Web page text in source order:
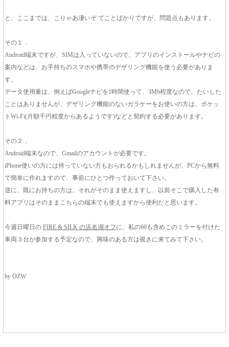
と、ここまでは、こりゃあ凄いぞ てことばかりですが、問題点もあります。
その１．
Android端末ですが、SIMは入っていないので、アプリのインストールやナビの
案内などは、お手持ちのスマホや携帯のデザリング機能を使う必要がありま
す。
データ使用量は、例えばGoogleナビを1時間使って、3Mb程度なので、たいした
ことはありませんが、デザリング機能のないガラケーをお使いの方は、ポケッ
トWi-Fi(月額千円程度からあるようです)などと契約する必要があります。
その２．
Android端末なので、Gmailのアカウントが必要です。
iPhone使いの方には持っていない方もおられるかもしれませんが、PCから無料
で簡単に作れますので、事前にひとつ作っておいて下さい。
逆に、既にお持ちの方は、それがそのまま使えますし、以前そこで購入した有
料アプリはそのままこちらの端末でも使えますから便利だと思います。
今週日曜日の FIRE & SILK の浜名湖オフに、私の60も含めこのミラーを付けた
車両３台が参加する予定なので、興味のある方は覗きに来てみて下さい。
by OZW